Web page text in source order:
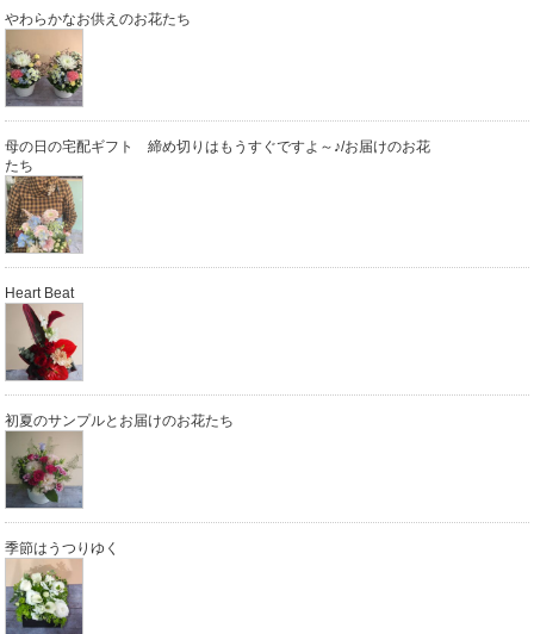
やわらかなお供えのお花たち
母の日の宅配ギフト 締め切りはもうすぐですよ～♪/お届けのお花
たち
Heart Beat
初夏のサンプルとお届けのお花たち
季節はうつりゆく